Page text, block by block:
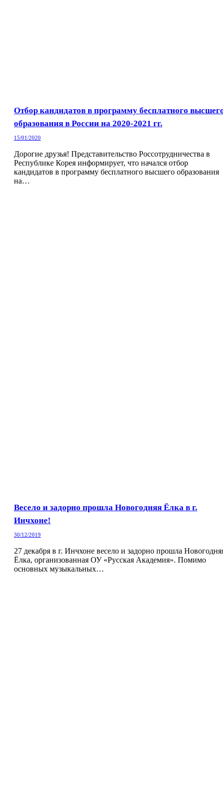
Отбор кандидатов в программу бесплатного
образования в России на 2020-2021 гг.
15/01/2020
Дорогие друзья! Представительство Россотрудничества в
Республике Корея информирует, что начался отбор
кандидатов в программу бесплатного высшего образования
на…
Весело и задорно прошла Новогодняя Ёлка в г.
Инчхоне!
30/12/2019
27 декабря в г. Инчхоне весело и задорно прошла
Ёлка, организованная ОУ «Русская Академия». Помимо
основных музыкальных…